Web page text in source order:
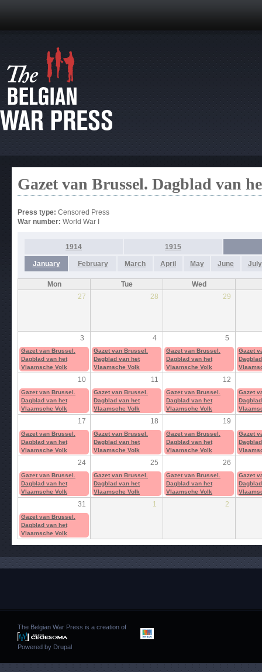
Gazet van Brussel. Dagblad van
Press type: Censored Press
War number: World War I
1914 1915
January February March April May June July
Mon Tue
Wed
27
28 29
3 4 5
Gazet van Brussel.
Dagblad van het
Vlaamsche Volk
Gazet van Brussel.
Dagblad van het
Vlaamsche Volk
Gazet van Brussel.
Dagblad van het
Vlaamsche Volk
Gazet
10 11 12
Gazet van Brussel.
Dagblad van het
Vlaamsche Volk
Gazet van Brussel.
Dagblad van het
Vlaamsche Volk
Gazet van Brussel.
Dagblad van het
Vlaamsche Volk
Gazet
17 18 19
Gazet van Brussel.
Dagblad van het
Vlaamsche Volk
Gazet van Brussel.
Dagblad van het
Vlaamsche Volk
Gazet van Brussel.
Dagblad van het
Vlaamsche Volk
Gazet
24 25 26
Gazet van Brussel.
Dagblad van het
Vlaamsche Volk
Gazet van Brussel.
Dagblad van het
Vlaamsche Volk
Gazet van Brussel.
Dagblad van het
Vlaamsche Volk
Gazet
31 1 2
Gazet van Brussel.
Dagblad van het
Vlaamsche Volk
The Belgian War Press is a creation of
Powered by Drupal